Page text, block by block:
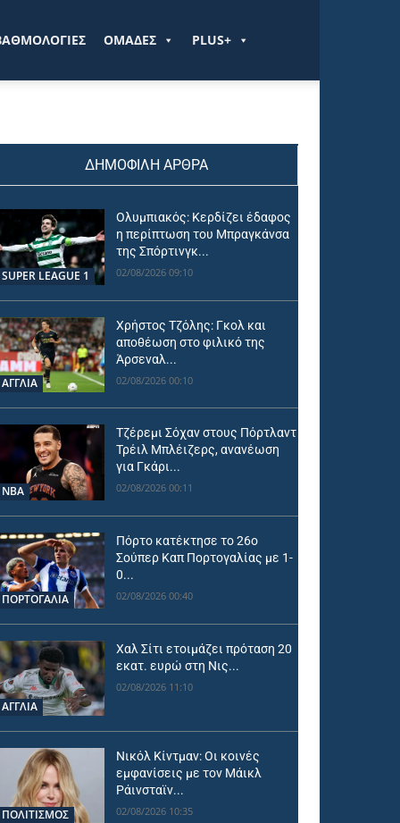
ΟΜΑΔΕΣ PLUS+
ΔΗΜΟΦΙΛΗ ΑΡΘΡΑ
SUPER LEAGUE 1
Ολυμπιακός: Κερδίζει έδαφος
η περίπτωση του Μπραγκάνσα
της Σπόρτινγκ...
02/08/2026 09:10
ΑΓΓΛΙΑ
Χρήστος Τζόλης: Γκολ και
αποθέωση στο φιλικό της
Άρσεναλ...
02/08/2026 00:10
NBA
Τζέρεμι Σόχαν στους Πόρτλαντ
Τρέιλ Μπλέιζερς, ανανέωση
για Γκάρι...
02/08/2026 00:11
ΠΟΡΤΟΓΑΛΙΑ
Πόρτο κατέκτησε το 26ο
Σούπερ Καπ Πορτογαλίας με 1-
0...
02/08/2026 00:40
ΑΓΓΛΙΑ
Χαλ Σίτι ετοιμάζει πρόταση 20
εκατ. ευρώ στη Νις...
02/08/2026 11:10
ΠΟΛΙΤΙΣΜΟΣ
Νικόλ Κίντμαν: Οι κοινές
εμφανίσεις με τον Μάικλ
Ράινσταϊν...
02/08/2026 10:35